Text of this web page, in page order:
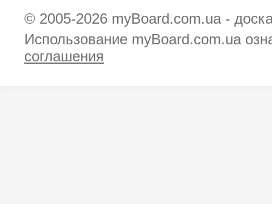
© 2005-2026 myBoard.com.ua -
Использование myBoard.com.ua
соглашения